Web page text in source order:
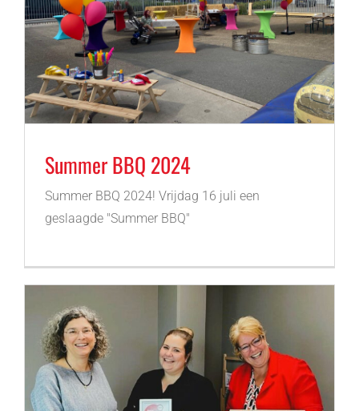
Summer BBQ 2024
Summer BBQ 2024! Vrijdag 16 juli een
geslaagde "Summer BBQ"